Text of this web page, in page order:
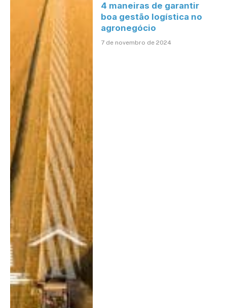
4 maneiras de garantir
boa gestão logística no
agronegócio
7 de novembro de 2024